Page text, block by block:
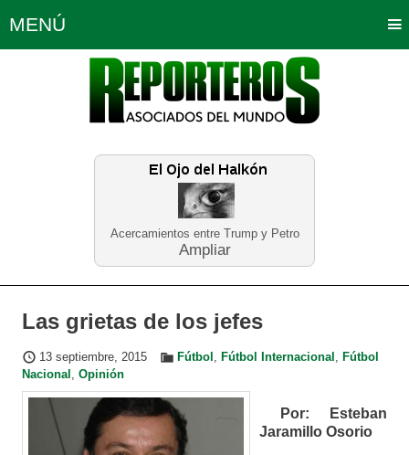
Acercamientos entre Trump y Petro
Ampliar
MENÚ
Política Opinión Bogotá
Planeta Tierra Deportes
Educación Neira
Las grietas de los jefes
13 septiembre, 2015 Fútbol , Fútbol Internacional , Fútbol
Nacional , Opinión
Por: Esteban
Jaramillo Osorio